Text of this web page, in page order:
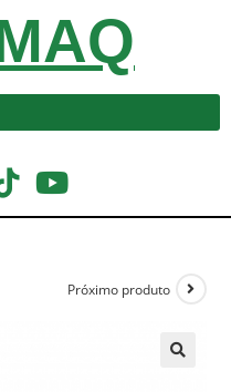
Próximo produto